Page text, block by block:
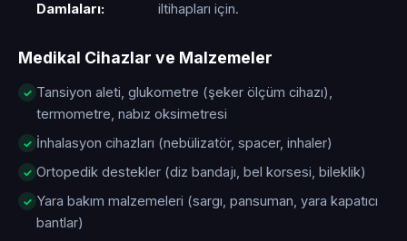
Damlaları:
iltihapları için.
Medikal Cihazlar ve Malzemeler
Tansiyon aleti, glukometre (şeker ölçüm cihazı),
termometre, nabız oksimetresi
İnhalasyon cihazları (nebülizatör, spacer, inhaler)
Ortopedik destekler (diz bandajı, bel korsesi, bileklik)
Yara bakım malzemeleri (sargı, pansuman, yara kapatıcı
bantlar)